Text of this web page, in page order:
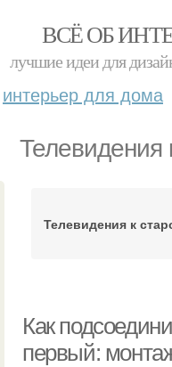
ВСЁ ОБ
лучшие идеи для
интерьер для дома
Телевидения
Телевидения к
Как
первый: